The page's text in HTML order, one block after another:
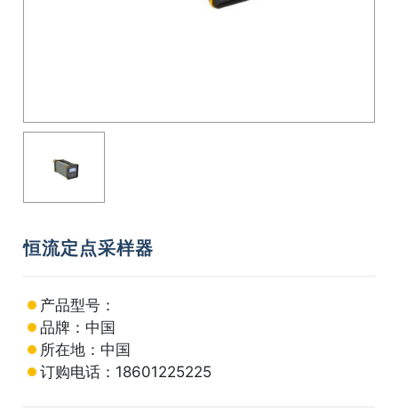
恒流定点采样器
产品型号：
品牌：中国
所在地：中国
订购电话：18601225225